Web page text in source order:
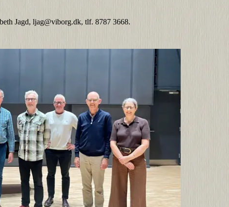
Jagd, ljag@viborg.dk, tlf. 8787 3668.